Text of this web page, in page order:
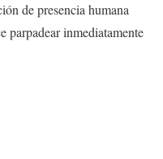
de presencia humana
parpadear inmediatamente